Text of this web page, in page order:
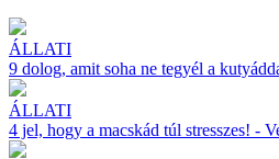
ÁLLATI
9 dolog, amit soha ne tegyél a
ÁLLATI
4 jel, hogy a macskád túl stresszes! -